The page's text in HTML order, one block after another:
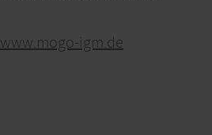
www.mogo-igm.de